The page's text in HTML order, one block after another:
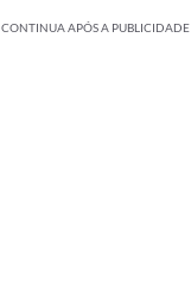
CONTINUA APÓS A PUBLICIDADE